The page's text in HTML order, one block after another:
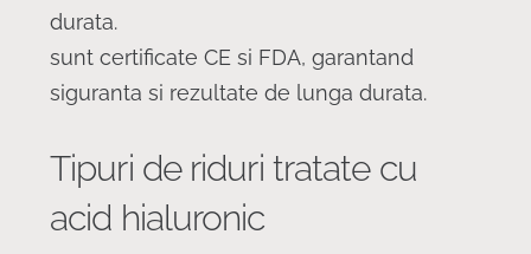
durata.
sunt certificate CE si FDA, garantand
siguranta si rezultate de lunga durata.
Tipuri de riduri tratate cu
acid hialuronic